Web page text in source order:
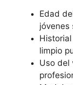
Edad
jóvenes
limpio
Uso del